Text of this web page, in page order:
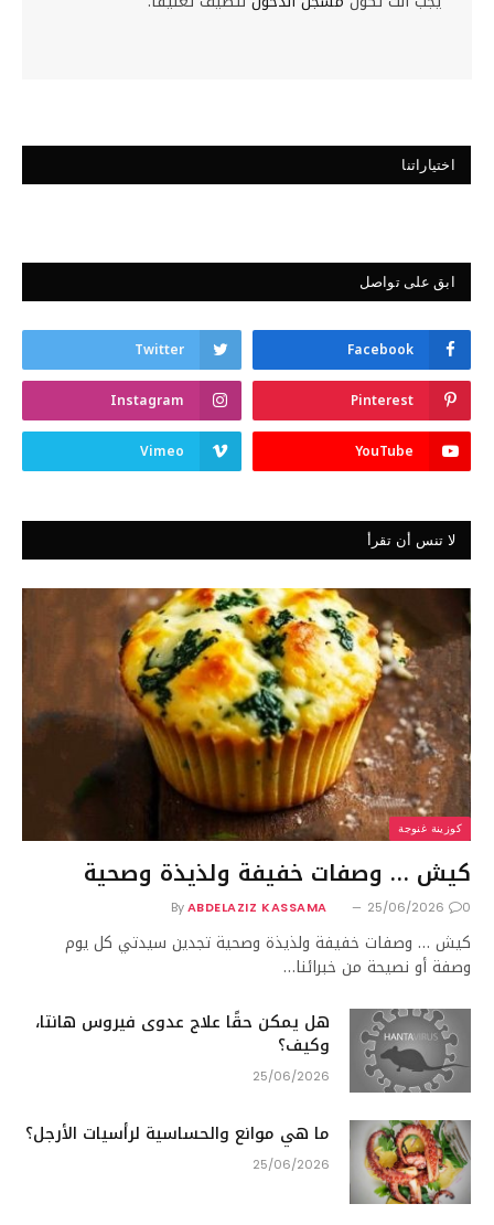
اختياراتنا
ابق على تواصل
Facebook
Twitter
Pinterest
Instagram
YouTube
Vimeo
لا تنس أن تقرأ
كوزينة غنوجة
كيش … وصفات خفيفة ولذيذة وصحية
By ABDELAZIZ KASSAMA 25/06/2026 0
كيش … وصفات خفيفة ولذيذة وصحية تجدين سيدتي كل يوم
وصفة أو نصيحة من خبرائنا…
هل يمكن حقًا علاج عدوى فيروس هانتا،
وكيف؟
25/06/2026
ما هي موانع والحساسية لرأسيات الأرجل؟
25/06/2026